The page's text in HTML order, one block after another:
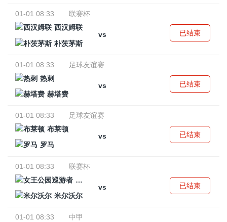
01-01 08:33
联赛杯
西汉姆联
vs
朴茨茅斯
已结束
01-01 08:33
足球友谊赛
热刺
vs
赫塔费
已结束
01-01 08:33
足球友谊赛
布莱顿
vs
罗马
已结束
01-01 08:33
联赛杯
女王公园巡游者
vs
米尔沃尔
已结束
01-01 08:33
中甲